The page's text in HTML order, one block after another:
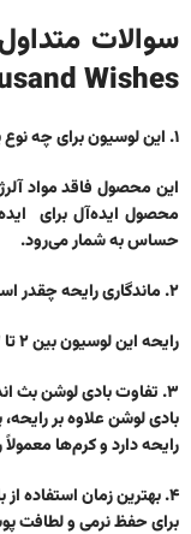
Wishes
۱. این لوسیون برای چه نوع پوستی مناسب است؟
این محصول فاقد مواد
محصول ایده‌آل برای
حساس به شمار می‌رود.
۲. ماندگاری رایحه چقدر است؟
رایحه این لوسیون بین ۲ تا ۳ ساعت ماندگاری دارد.
۳. تفاوت بادی لوشن بث اند بادی با کرم یا عطر چیست؟
بادی لوشن علاوه بر
رایحه دارد و کرم‌ها
۴. بهترین زمان استفاده از بادی لوشن A Thousand Wishes چه موقع است؟
برای حفظ نرمی و لطافت